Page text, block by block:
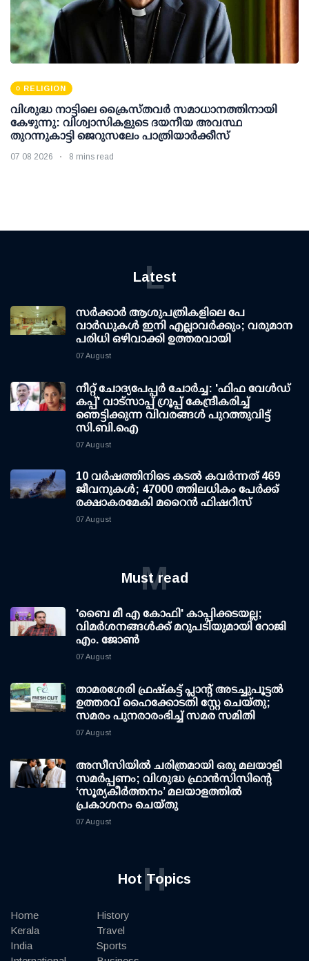
RELIGION
വിശുദ്ധ നാട്ടിലെ ക്രൈസ്തവർ സമാധാനത്തിനായി
കേഴുന്നു: വിശ്വാസികളുടെ ദയനീയ അവസ്ഥ
തുറന്നുകാട്ടി ജെറുസലേം പാത്രിയാർക്കീസ്
07 08 2026 8 mins read
Latest
L
സര്‍ക്കാര്‍ ആശുപത്രികളിലെ പേ
വാര്‍ഡുകള്‍ ഇനി എല്ലാവര്‍ക്കും; വരുമാന
പരിധി ഒഴിവാക്കി ഉത്തരവായി
07 August
നീറ്റ് ചോദ്യപേപ്പര്‍ ചോര്‍ച്ച: 'ഫിഫ വേള്‍ഡ്
കപ്പ്' വാട്സാപ്പ് ഗ്രൂപ്പ് കേന്ദ്രീകരിച്ച്
ഞെട്ടിക്കുന്ന വിവരങ്ങള്‍ പുറത്തുവിട്ട്
സി.ബി.ഐ
07 August
10 വര്‍ഷത്തിനിടെ കടല്‍ കവര്‍ന്നത് 469
ജീവനുകള്‍; 47000 ത്തിലധികം പേര്‍ക്ക്
രക്ഷാകരമേകി മറൈന്‍ ഫിഷറീസ്
07 August
Must read
M
'ബൈ മീ എ കോഫി' കാപ്പിക്കടയല്ല;
വിമര്‍ശനങ്ങള്‍ക്ക് മറുപടിയുമായി റോജി
എം. ജോണ്‍
07 August
താമരശേരി ഫ്രഷ്കട്ട് പ്ലാന്റ് അടച്ചുപൂട്ടൽ
ഉത്തരവ് ഹൈക്കോടതി സ്റ്റേ ചെയ്തു;
സമരം പുനരാരംഭിച്ച് സമര സമിതി
07 August
അസീസിയിൽ ചരിത്രമായി ഒരു മലയാളി
സമർപ്പണം; വിശുദ്ധ ഫ്രാൻസിസിന്റെ
‘സൂര്യകീർത്തനം’ മലയാളത്തിൽ
പ്രകാശനം ചെയ്തു
07 August
Hot Topics
H
Home
Kerala
India
History
Travel
Sports